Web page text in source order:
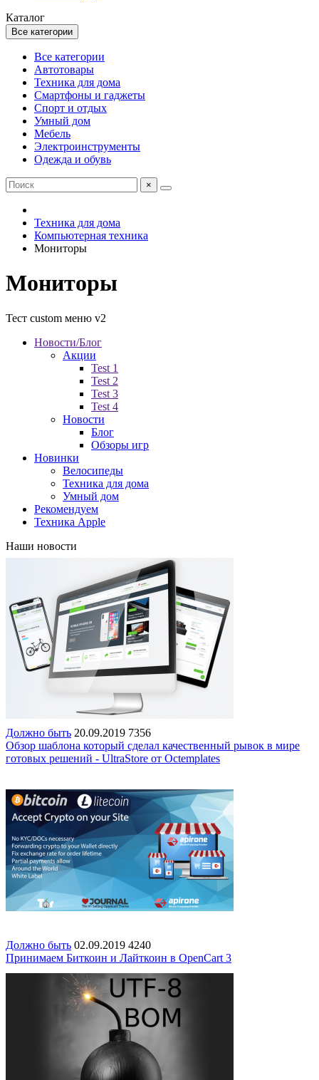
Каталог
Все категории
Все категории
Автотовары
Техника для дома
Смартфоны и гаджеты
Спорт и отдых
Умный дом
Мебель
Электроинструменты
Одежда и обувь
×
Техника для дома
Компьютерная техника
Мониторы
Мониторы
Тест custom меню v2
Новости/Блог
Акции
Test 1
Test 2
Test 3
Test 4
Новости
Блог
Обзоры игр
Новинки
Велосипеды
Техника для дома
Умный дом
Рекомендуем
Техника Apple
Наши новости
Должно быть 20.09.2019 7356
Обзор шаблона который сделал качественный рывок в мире
готовых решений - UltraStore от Octemplates
Должно быть 02.09.2019 4240
Принимаем Биткоин и Лайткоин в OpenСart 3